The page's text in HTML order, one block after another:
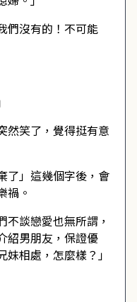
們沒有的！不可能
然笑了，覺得挺有意
了」這幾個字後，會
禍。
談戀愛也無所謂，
紹男朋友，保證優
相處，怎麼樣？」